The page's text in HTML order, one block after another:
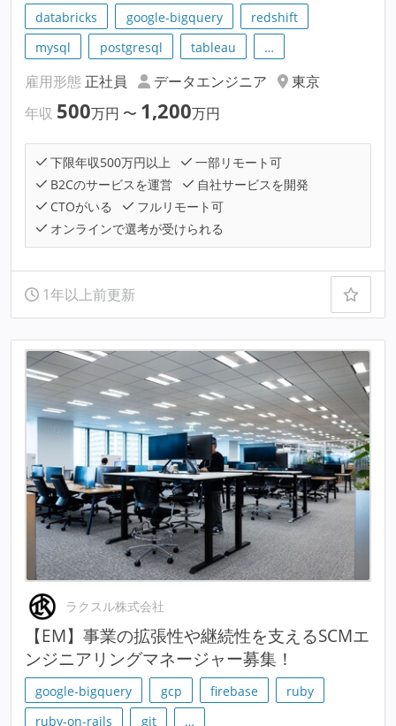
databricks google-bigquery
redshift
mysql
postgresql tableau …
雇用形態 正社員 データエンジニア
東京
年収 500万円 〜 1,200万円
下限年収500万円以上
一部リモート可
B2Cのサービスを運営
自社サービスを開発
CTOがいる
フルリモート可
オンラインで選考が受けられる
1年以上前更新
ラクスル株式会社
【EM】事業の拡張性や継続性を支えるSCMエ
ンジニアリングマネージャー募集！
google-bigquery gcp firebase
ruby
ruby-on-rails
git …